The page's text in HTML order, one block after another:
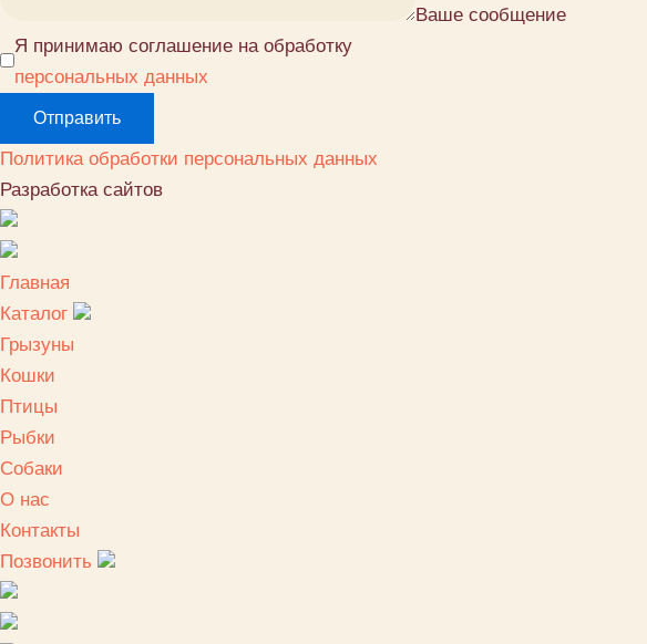
Ваше сообщение
Я принимаю соглашение на обработку
персональных данных
Политика обработки персональных данных
Разработка сайтов
Главная
Каталог
Грызуны
Кошки
Птицы
Рыбки
Собаки
О нас
Контакты
Позвонить